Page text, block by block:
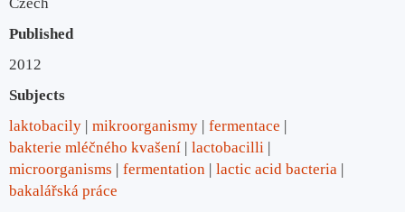
Published
2012
Subjects
laktobacily
mikroorganismy
fermentace
bakterie mléčného kvašení
lactobacilli
microorganisms
fermentation
lactic acid bacteria
bakalářská práce